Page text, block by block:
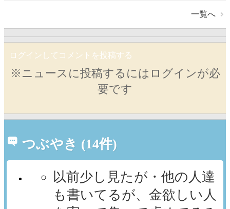
一覧へ
ログインしてコメントを投稿する
※ニュースに投稿するにはログインが必
要です
つぶやき (14件)
以前少し見たが・他の人達
も書いてるが、金欲しい人